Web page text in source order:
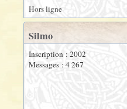
Hors ligne
Silmo
Inscription : 2002
Messages : 4 267